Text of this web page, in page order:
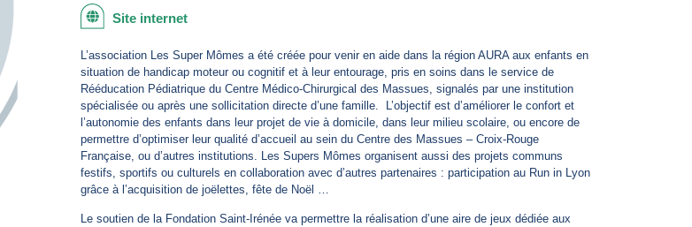
Site internet
L’association Les Super Mômes a été créée pour venir en aide dans la région AURA aux enfants en
situation de handicap moteur ou cognitif et à leur entourage, pris en soins dans le service de
Rééducation Pédiatrique du Centre Médico-Chirurgical des Massues, signalés par une institution
spécialisée ou après une sollicitation directe d’une famille. L’objectif est d’améliorer le confort et
l’autonomie des enfants dans leur projet de vie à domicile, dans leur milieu scolaire, ou encore de
permettre d’optimiser leur qualité d’accueil au sein du Centre des Massues – Croix-Rouge
Française, ou d’autres institutions. Les Supers Mômes organisent aussi des projets communs
festifs, sportifs ou culturels en collaboration avec d’autres partenaires : participation au Run in Lyon
grâce à l’acquisition de joëlettes, fête de Noël …
Le soutien de la Fondation Saint-Irénée va permettre la réalisation d’une aire de jeux dédiée aux